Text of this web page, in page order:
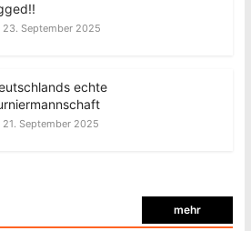
23. September 2025
echte
21. September 2025
mehr